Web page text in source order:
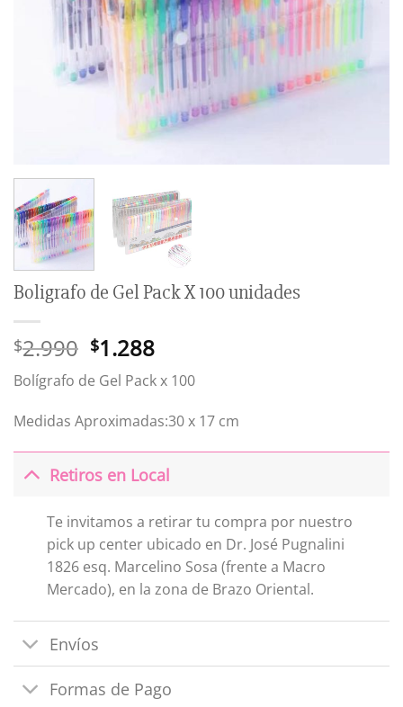
Boligrafo de Gel Pack X 100 unidades
$2.990 El
precio
original
era:
$2.990.
$1.288El
precio
actual
es:
$1.288.
Bolígrafo de Gel Pack x 100
Medidas Aproximadas:30 x 17 cm
Retiros en Local
Te invitamos a retirar tu compra por nuestro
pick up center ubicado en Dr. José Pugnalini
1826 esq. Marcelino Sosa (frente a Macro
Mercado), en la zona de Brazo Oriental.
Envíos
Formas de Pago